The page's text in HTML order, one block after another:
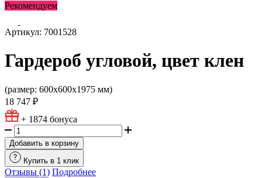
Рекомендуем
Артикул: 7001528
Гардероб угловой, цвет клен
(размер: 600х600х1975 мм)
18 747 ₽
+ 1874 бонуса
Добавить в корзину
Купить в 1 клик
Отзывы (1) Подробнее